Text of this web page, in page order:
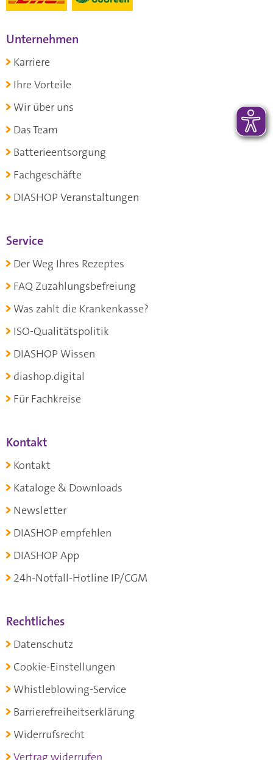
Unternehmen
Karriere
Ihre Vorteile
Wir über uns
Das Team
Batterieentsorgung
Fachgeschäfte
DIASHOP Veranstaltungen
Service
Der Weg Ihres Rezeptes
FAQ Zuzahlungsbefreiung
Was zahlt die Krankenkasse?
ISO-Qualitätspolitik
DIASHOP Wissen
diashop.digital
Für Fachkreise
Kontakt
Kontakt
Kataloge & Downloads
Newsletter
DIASHOP empfehlen
DIASHOP App
24h-Notfall-Hotline IP/CGM
Rechtliches
Datenschutz
Cookie-Einstellungen
Whistleblowing-Service
Barrierefreiheitserklärung
Widerrufsrecht
Vertrag widerrufen